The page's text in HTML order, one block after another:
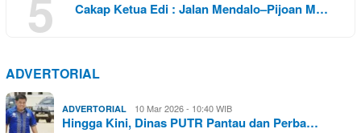
Cakap Ketua Edi : Jalan Mendalo–Pijoan M…
ADVERTORIAL
ADVERTORIAL 10 Mar 2026 - 10:40 WIB
Hingga Kini, Dinas PUTR Pantau dan Perba…